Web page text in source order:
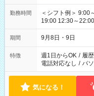
勤務時間
＜シフト例＞ 9:00
19:00 12:30～22:00 上記の時間から好きな時間を選べます！ ※
時間は変更となる
期間 9月8日・9日
特徴 週1日からOK / 履
電話対応なし / パ
気になる！